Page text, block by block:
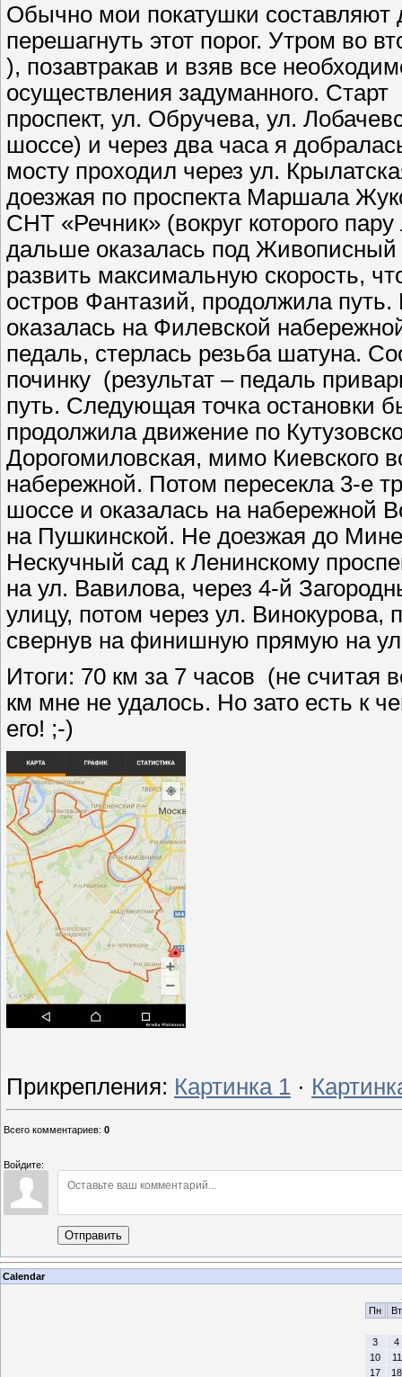
Обычно мои покатушки составляют
перешагнуть этот порог. Утром во
), позавтракав и взяв все
осуществления задуманного.
проспект, ул. Обручева, ул.
шоссе) и через два часа я
мосту проходил через ул.
доезжая по проспекта Маршала
СНТ «Речник» (вокруг которого
дальше оказалась под
развить максимальную скорость,
остров Фантазий, продолжила
оказалась на Филевской
педаль, стерлась резьба шатуна.
починку (результат – педаль
путь. Следующая точка остановки
продолжила движение по
Дорогомиловская, мимо Киевского
набережной. Потом пересекла 3-е
шоссе и оказалась на набережной
на Пушкинской. Не доезжая до
Нескучный сад к Ленинскому
на ул. Вавилова, через 4-й
улицу, потом через ул. Винокурова,
свернув на финишную прямую на
Итоги: 70 км за 7 часов (не считая
км мне не удалось. Но зато есть к
его! ;-)
Прикрепления: Картинка 1 ·
Всего комментариев: 0
Войдите:
Отправить
Calendar
Пн
Вт
3
4
10
11
17
18